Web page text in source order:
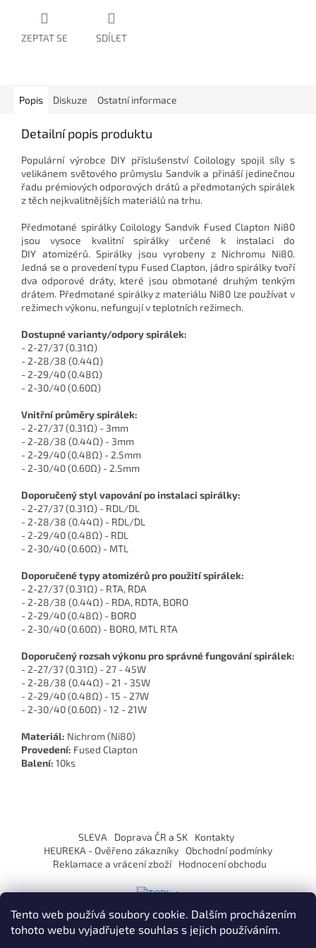
Tento web používá soubory cookie. Dalším procházením
tohoto webu vyjadřujete souhlas s jejich používáním.
ZEPTAT SE SDÍLET
Popis Diskuze Ostatní informace
Detailní popis produktu
Populární výrobce DIY příslušenství Coilology spojil síly s
velikánem světového průmyslu Sandvik a přináší jedinečnou
řadu prémiových odporových drátů a předmotaných spirálek
z těch nejkvalitnějších materiálů na trhu.
Předmotané spirálky Coilology Sandvik Fused Clapton Ni80
jsou vysoce kvalitní spirálky určené k instalaci do
DIY atomizérů. Spirálky jsou vyrobeny z Nichromu Ni80.
Jedná se o provedení typu Fused Clapton, jádro spirálky tvoří
dva odporové dráty, které jsou obmotané druhým tenkým
drátem. Předmotané spirálky z materiálu Ni80 lze používat v
režimech výkonu, nefungují v teplotních režimech.
Dostupné varianty/odpory spirálek:
- 2-27/37 (0.31Ω)
- 2-28/38 (0.44Ω)
- 2-29/40 (0.48Ω)
- 2-30/40 (0.60Ω)
Vnitřní průměry spirálek:
- 2-27/37 (0.31Ω) - 3mm
- 2-28/38 (0.44Ω) - 3mm
- 2-29/40 (0.48Ω) - 2.5mm
- 2-30/40 (0.60Ω) - 2.5mm
Doporučený styl vapování po instalaci spirálky:
- 2-27/37 (0.31Ω) - RDL/DL
- 2-28/38 (0.44Ω) - RDL/DL
- 2-29/40 (0.48Ω) - RDL
- 2-30/40 (0.60Ω) - MTL
Doporučené typy atomizérů pro použití spirálek:
- 2-27/37 (0.31Ω) - RTA, RDA
- 2-28/38 (0.44Ω) - RDA, RDTA, BORO
- 2-29/40 (0.48Ω) - BORO
- 2-30/40 (0.60Ω) - BORO, MTL RTA
Doporučený rozsah výkonu pro správné fungování spirálek:
- 2-27/37 (0.31Ω) - 27 - 45W
- 2-28/38 (0.44Ω) - 21 - 35W
- 2-29/40 (0.48Ω) - 15 - 27W
- 2-30/40 (0.60Ω) - 12 - 21W
Materiál: Nichrom (Ni80)
Provedení: Fused Clapton
Balení: 10ks
í
SLEVA Doprava ČR a SK
Kontakty
HEUREKA - Ověřeno zákazníky
Obchodní podmínky
Reklamace a vrácení zboží
Hodnocení obchodu